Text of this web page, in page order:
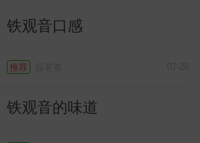
铁观音口感
推荐
铁观音的味道